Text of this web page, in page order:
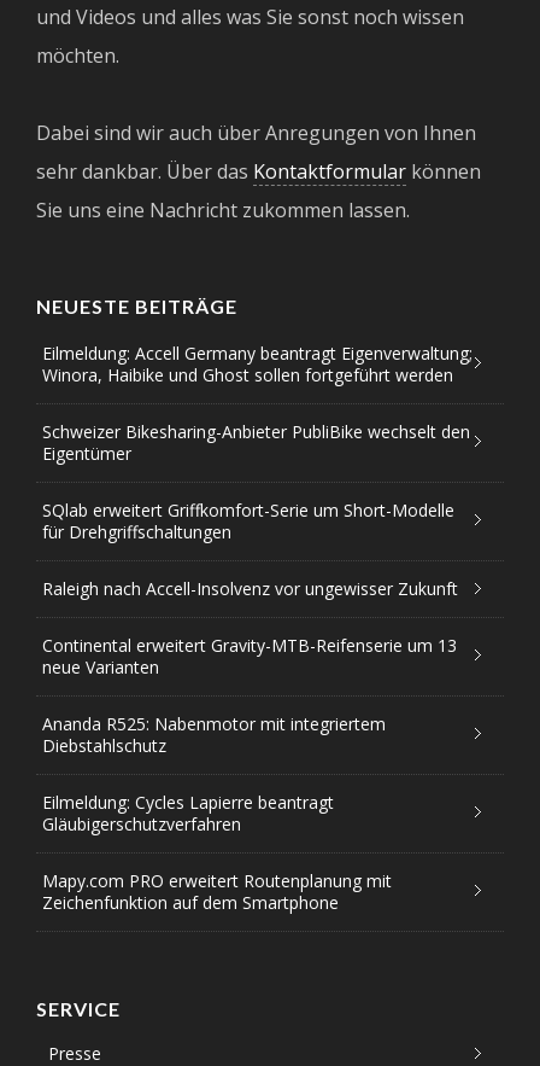
und Videos und alles was Sie sonst noch wissen
möchten.
Dabei sind wir auch über Anregungen von Ihnen
sehr dankbar. Über das Kontaktformular können
Sie uns eine Nachricht zukommen lassen.
NEUESTE BEITRÄGE
Eilmeldung: Accell Germany beantragt Eigenverwaltung;
Winora, Haibike und Ghost sollen fortgeführt werden
Schweizer Bikesharing-Anbieter PubliBike wechselt den
Eigentümer
SQlab erweitert Griffkomfort-Serie um Short-Modelle
für Drehgriffschaltungen
Raleigh nach Accell-Insolvenz vor ungewisser Zukunft
Continental erweitert Gravity-MTB-Reifenserie um 13
neue Varianten
Ananda R525: Nabenmotor mit integriertem
Diebstahlschutz
Eilmeldung: Cycles Lapierre beantragt
Gläubigerschutzverfahren
Mapy.com PRO erweitert Routenplanung mit
Zeichenfunktion auf dem Smartphone
SERVICE
Presse